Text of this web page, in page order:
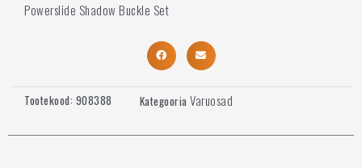
Powerslide Shadow Buckle Set
Tootekood: 908388 Kategooria Varuosad